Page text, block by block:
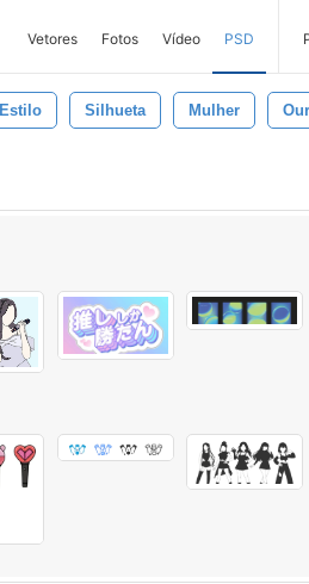
Vetores Fotos Vídeo PSD
Estilo Silhueta Mulher